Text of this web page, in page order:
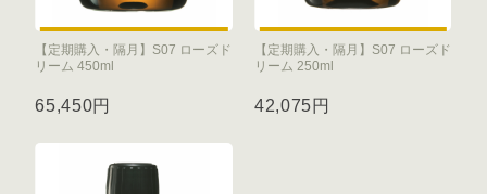
【定期購入・隔月】S07 ローズド
リーム 450ml
65,450円
【定期購入・隔月】S07 ローズド
リーム 250ml
42,075円